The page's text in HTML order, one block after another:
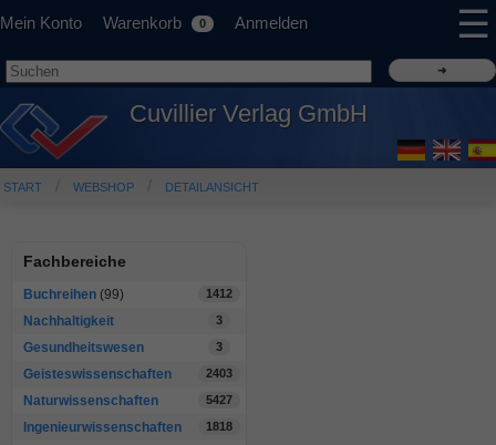
Mein Konto Warenkorb 0 Anmelden ☰
Cuvillier Verlag GmbH
START WEBSHOP DETAILANSICHT
Fachbereiche
Buchreihen (99) 1412
Nachhaltigkeit 3
Gesundheitswesen 3
Geisteswissenschaften 2403
Naturwissenschaften 5427
Ingenieurwissenschaften 1818